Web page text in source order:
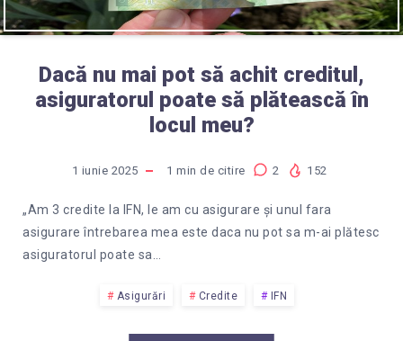
Dacă nu mai pot să achit creditul,
asiguratorul poate să plătească în
locul meu?
1 iunie 2025 1 min de citire 2 152
„Am 3 credite la IFN, le am cu asigurare și unul fara
asigurare întrebarea mea este daca nu pot sa m-ai plătesc
asiguratorul poate sa…
Asigurări Credite IFN